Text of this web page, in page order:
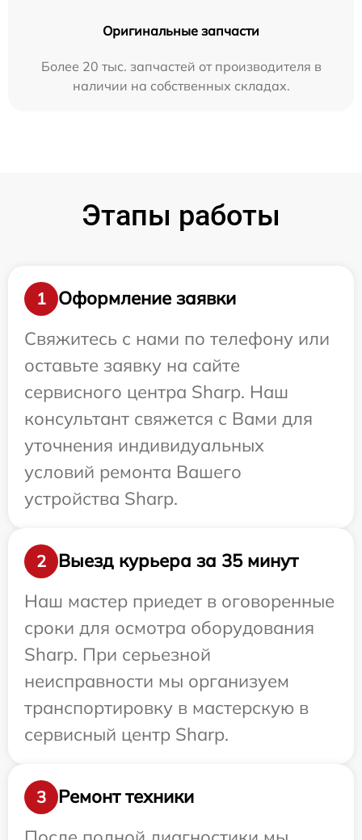
Оригинальные запчасти
Более 20 тыс. запчастей от производителя в
наличии на собственных складах.
Этапы работы
1
Оформление заявки
Свяжитесь с нами по телефону или
оставьте заявку на сайте
сервисного центра Sharp. Наш
консультант свяжется с Вами для
уточнения индивидуальных
условий ремонта Вашего
устройства Sharp.
2
Выезд курьера за 35 минут
Наш мастер приедет в оговоренные
сроки для осмотра оборудования
Sharp. При серьезной
неисправности мы организуем
транспортировку в мастерскую в
сервисный центр Sharp.
3
Ремонт техники